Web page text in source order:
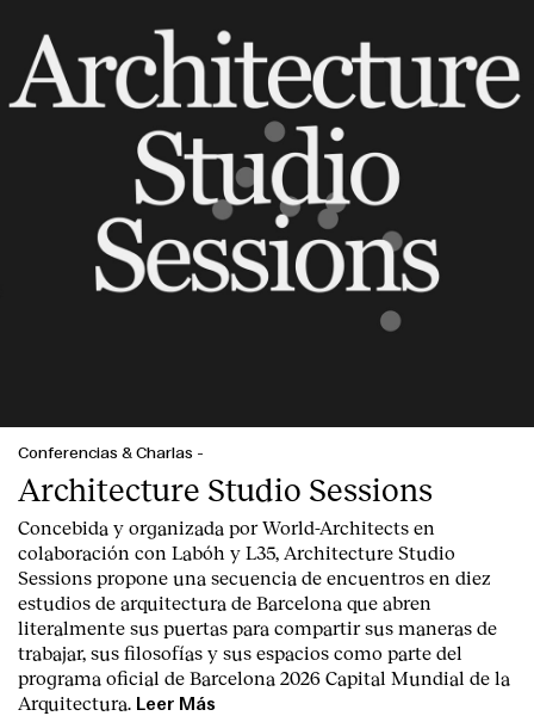
Conferencias & Charlas -
Architecture Studio Sessions
Concebida y organizada por World-Architects en
colaboración con Labóh y L35, Architecture Studio
Sessions propone una secuencia de encuentros en diez
estudios de arquitectura de Barcelona que abren
literalmente sus puertas para compartir sus maneras de
trabajar, sus filosofías y sus espacios como parte del
programa oficial de Barcelona 2026 Capital Mundial de la
Arquitectura. Leer Más